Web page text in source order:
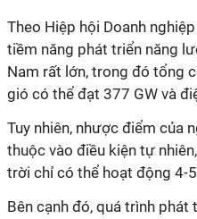
Theo Hiệp hội Doanh
tiềm năng phát triển năng
Nam rất lớn, trong đó tổng
gió có thể đạt 377 GW và
Tuy nhiên, nhược điểm của
thuộc vào điều kiện tự
trời chỉ có thể hoạt động 4-
Bên cạnh đó, quá trình